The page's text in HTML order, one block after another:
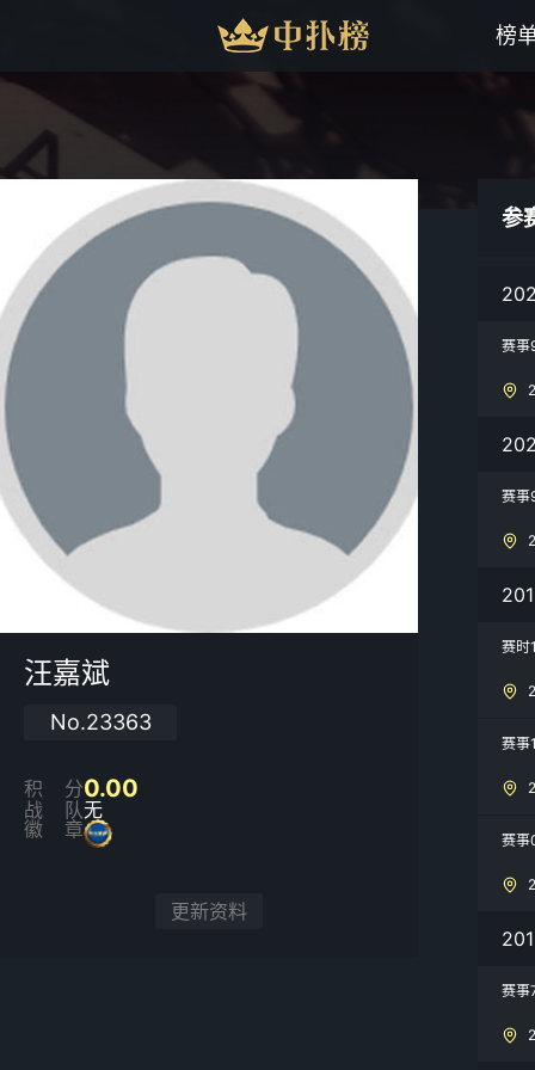
榜
汪嘉斌
No.23363
积分0.00
战队无
徽章
更新资料
参
赛事
赛事
赛时
赛事
赛事
赛事